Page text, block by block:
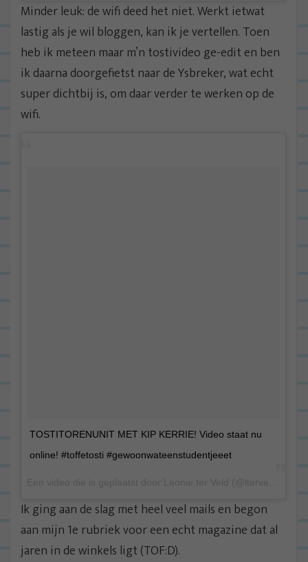
Minder leuk: de wifi deed het niet. Werkt ietwat
lastig als je wil bloggen, kan ik je vertellen. Toen
heb ik meteen maar m’n tostivideo ge-edit en ben
ik daarna doorgefietst naar de Ysbreker, wat echt
super dichtbij is, om daar verder te werken op de
wifi.
TOSTITORENUNIT MET KIP KERRIE! Video staat nu
online! #toffetosti #gewoonwateenstudentjeeet
Ik ging aan de slag met heel veel mails en begon
aan mijn 1e rubriek voor een echt magazine dat al
jaren in de winkels ligt (TOF:D).